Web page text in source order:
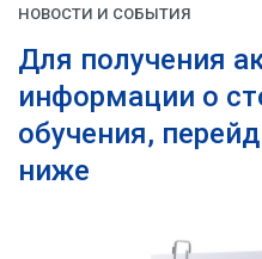
НОВОСТИ И СОБЫТИЯ
Для получения
информации о
обучения,
ниже